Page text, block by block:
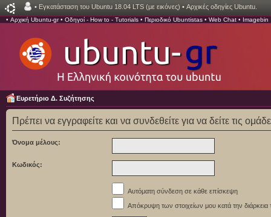
• Εγκατάσταση του Ubuntu 18.04 LTS (με εικόνες) • Αρχικές οδηγίες Ubuntu.
• Αρχική Ubuntu-gr• Οδηγοί - How to - Tutorials • Περιοδικό Ubuntistas • Web Chat • Imagebin
Ευρετήριο Δ. Συζήτησης
Πρέπει να εγγραφείτε και να συνδεθείτε για να δείτε τις
Όνομα μέλους:
Κωδικός:
Αυτόματη σύνδεση σε κάθε επίσκεψη
Απόκρυψη των στοιχείων μου κατά την διάρκεια